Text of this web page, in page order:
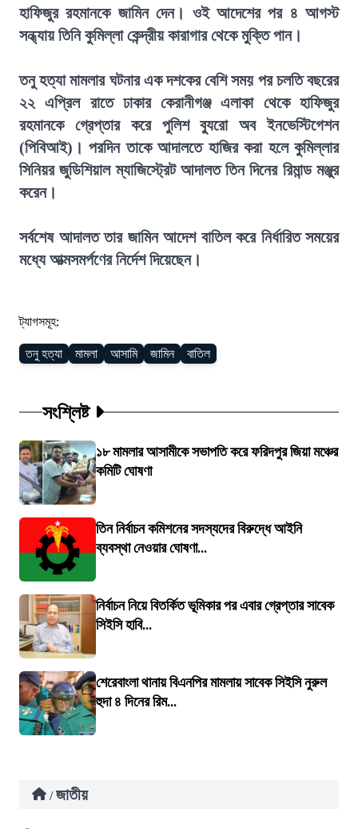
হাফিজুর রহমানকে জামিন দেন। ওই আদেশের পর ৪ আগস্ট
সন্ধ্যায় তিনি কুমিল্লা কেন্দ্রীয় কারাগার থেকে মুক্তি পান।
তনু হত্যা মামলার ঘটনার এক দশকের বেশি সময় পর চলতি বছরের
২২ এপ্রিল রাতে ঢাকার কেরানীগঞ্জ এলাকা থেকে হাফিজুর
রহমানকে গ্রেপ্তার করে পুলিশ ব্যুরো অব ইনভেস্টিগেশন
(পিবিআই)। পরদিন তাকে আদালতে হাজির করা হলে কুমিল্লার
সিনিয়র জুডিশিয়াল ম্যাজিস্ট্রেট আদালত তিন দিনের রিমান্ড মঞ্জুর
করেন।
সর্বশেষ আদালত তার জামিন আদেশ বাতিল করে নির্ধারিত সময়ের
মধ্যে আত্মসমর্পণের নির্দেশ দিয়েছেন।
ট্যাগসমূহ:
তনু হত্যা মামলা আসামি জামিন বাতিল
সংশ্লিষ্ট
১৮ মামলার আসামীকে সভাপতি করে ফরিদপুর জিয়া মঞ্চের
কমিটি ঘোষণা
তিন নির্বাচন কমিশনের সদস্যদের বিরুদ্ধে আইনি
ব্যবস্থা নেওয়ার ঘোষণা...
নির্বাচন নিয়ে বিতর্কিত ভূমিকার পর এবার গ্রেপ্তার সাবেক
সিইসি হাবি...
শেরেবাংলা থানায় বিএনপির মামলায় সাবেক সিইসি নুরুল
হুদা ৪ দিনের রিম...
/ জাতীয়